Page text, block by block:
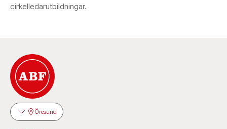
cirkelledarutbildningar.
Öresund